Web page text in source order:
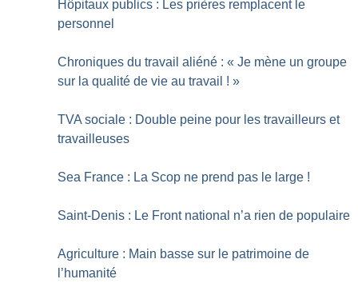
Hôpitaux publics : Les prières remplacent le
personnel
Chroniques du travail aliéné : « Je mène un groupe
sur la qualité de vie au travail ! »
TVA sociale : Double peine pour les travailleurs et
travailleuses
Sea France : La Scop ne prend pas le large !
Saint-Denis : Le Front national n’a rien de populaire
Agriculture : Main basse sur le patrimoine de
l’humanité